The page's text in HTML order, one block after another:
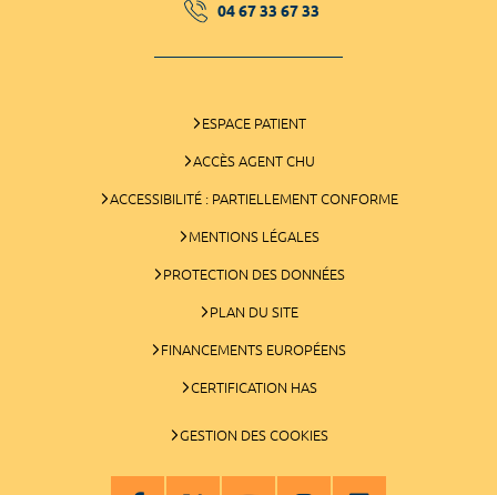
04 67 33 67 33
ESPACE PATIENT
ACCÈS AGENT CHU
ACCESSIBILITÉ : PARTIELLEMENT CONFORME
MENTIONS LÉGALES
PROTECTION DES DONNÉES
PLAN DU SITE
FINANCEMENTS EUROPÉENS
CERTIFICATION HAS
GESTION DES COOKIES